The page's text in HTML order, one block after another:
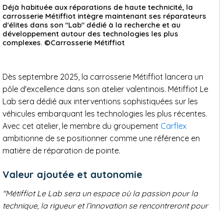
Déjà habituée aux réparations de haute technicité, la
carrosserie Métiffiot intègre maintenant ses réparateurs
d'élites dans son "Lab" dédié à la recherche et au
développement autour des technologies les plus
complexes. ©Carrosserie Métiffiot
Dès septembre 2025, la carrosserie Métiffiot lancera un
pôle d'excellence dans son atelier valentinois. Métiffiot Le
Lab sera dédié aux interventions sophistiquées sur les
véhicules embarquant les technologies les plus récentes.
Avec cet atelier, le membre du groupement Carflex
ambitionne de se positionner comme une référence en
matière de réparation de pointe.
Valeur ajoutée et autonomie
"Métiffiot Le Lab sera un espace où la passion pour la
technique, la rigueur et l’innovation se rencontreront pour